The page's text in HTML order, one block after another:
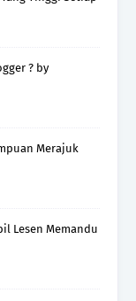
? by
Merajuk
Lesen Memandu